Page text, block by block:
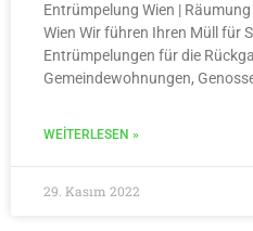
Entrümpelung Wien |
Wien Wir führen Ihren Müll für
Entrümpelungen für die
Gemeindewohnungen,
WEITERLESEN »
29. Kasım 2022